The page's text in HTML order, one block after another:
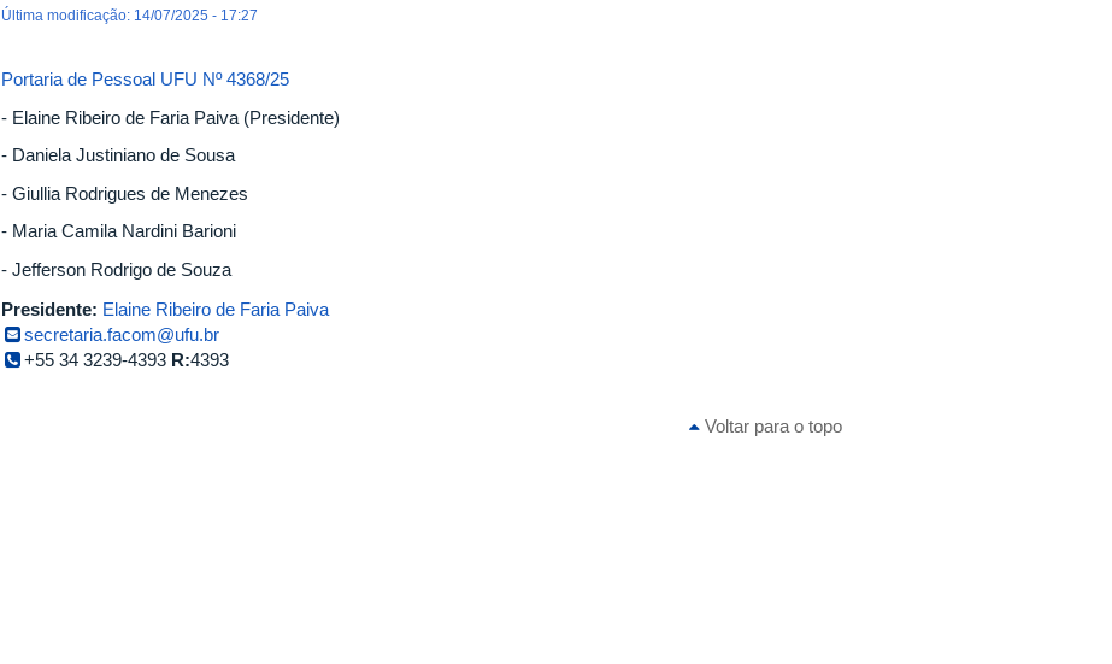
Última modificação: 14/07/2025 - 17:27
Portaria de Pessoal UFU Nº 4368/25
- Elaine Ribeiro de Faria Paiva (Presidente)
- Daniela Justiniano de Sousa
- Giullia Rodrigues de Menezes
- Maria Camila Nardini Barioni
- Jefferson Rodrigo de Souza
Presidente: Elaine Ribeiro de Faria Paiva
secretaria.facom@ufu.br
+55 34 3239-4393 R:4393
Voltar para o topo